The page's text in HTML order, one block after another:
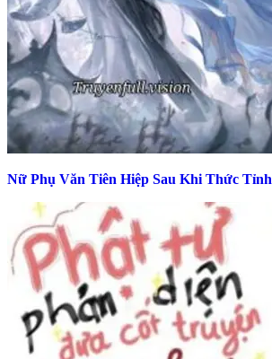
Nữ Phụ Văn Tiên Hiệp Sau Khi Thức Tỉnh